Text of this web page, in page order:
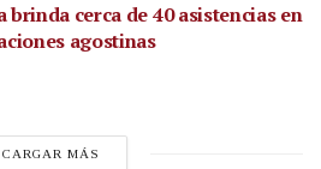
brinda cerca de 40 asistencias en
agostinas
CARGAR MÁS